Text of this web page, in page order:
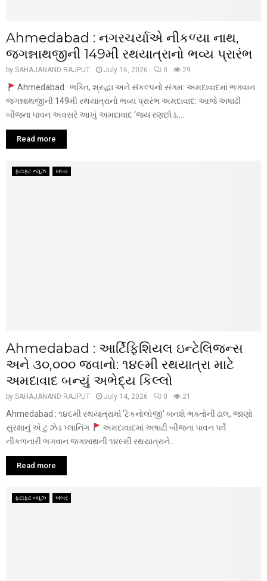
Ahmedabad : નગરચર્યાએ નીકળ્યા નાથ,
જગન્નાથજીની 149મી રથયાત્રાનો ભવ્ય પ્રારંભ
by SAHAJANAND RAJPUT July 16, 2026 0 29
Ahmedabad : ભક્તિ, શ્રદ્ધા અને સંકલ્પનો સંગમ: અમદાવાદમાં ભગવાન
જગન્નાથજીની 149મી રથયાત્રાનો ભવ્ય પ્રારંભ અમદાવાદ: આજે અષાઢી
બીજના પાવન અવસરે આખું અમદાવાદ ‘જય રણછોડ,...
Read more
ફટાફટ ન્યૂઝ ખબર
Ahmedabad : આર્ટિફિશિયલ ઇન્ટેલિજન્સ
અને ૩૦,૦૦૦ જવાનો: ૧૪૯મી રથયાત્રા માટે
અમદાવાદ બન્યું અભેદ્ય કિલ્લો
by SAHAJANAND RAJPUT July 14, 2026 0 21
Ahmedabad : ૧૪૯મી રથયાત્રામાં ‘ટેકનોલોજી’ બનશે ભક્તોની ઢાલ, જાણો
સુરક્ષાનું એ ટુ ઝેડ પ્લાનિંગ
અમદાવાદમાં અષાઢી બીજના પાવન પર્વે
નીકળનારી ભગવાન જગન્નાથની ૧૪૯મી રથયાત્રાને...
Read more
ફટાફટ ન્યૂઝ ખબર